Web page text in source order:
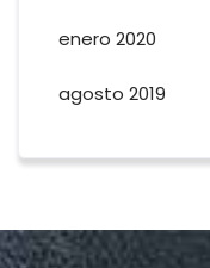
enero 2020
agosto 2019